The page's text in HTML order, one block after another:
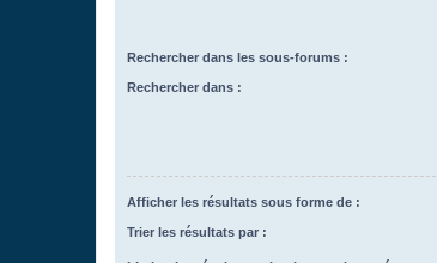
Rechercher dans les sous-forums :
Rechercher dans :
Afficher les résultats sous forme de :
Trier les résultats par :